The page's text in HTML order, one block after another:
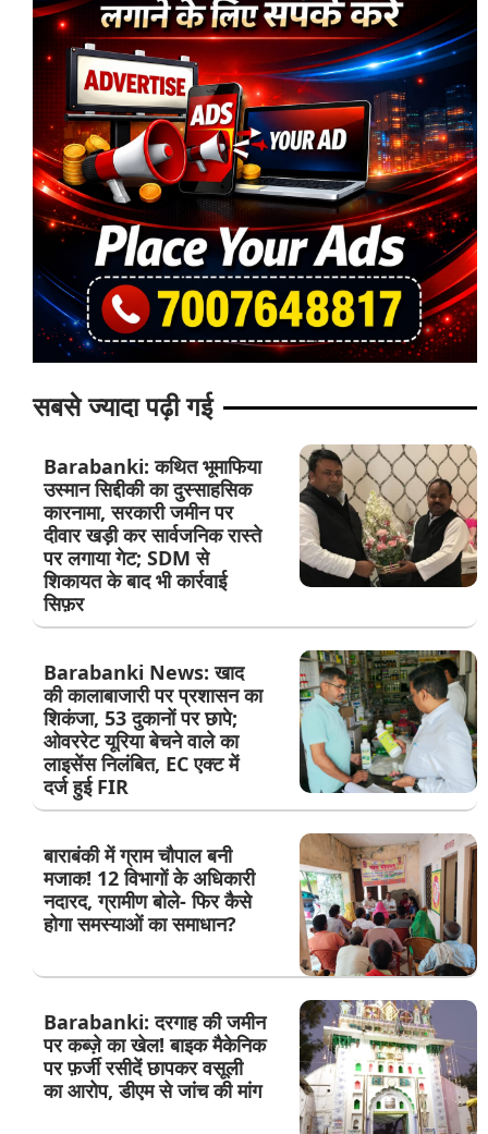
सबसे ज्यादा पढ़ी गई
Barabanki: कथित भूमाफिया
उस्मान सिद्दीकी का दुस्साहसिक
कारनामा, सरकारी जमीन पर
दीवार खड़ी कर सार्वजनिक रास्ते
पर लगाया गेट; SDM से
शिकायत के बाद भी कार्रवाई
सिफ़र
Barabanki News: खाद
की कालाबाजारी पर प्रशासन का
शिकंजा, 53 दुकानों पर छापे;
ओवररेट यूरिया बेचने वाले का
लाइसेंस निलंबित, EC एक्ट में
दर्ज हुई FIR
बाराबंकी में ग्राम चौपाल बनी
मजाक! 12 विभागों के अधिकारी
नदारद, ग्रामीण बोले- फिर कैसे
होगा समस्याओं का समाधान?
Barabanki: दरगाह की जमीन
पर कब्ज़े का खेल! बाइक मैकेनिक
पर फ़र्जी रसीदें छापकर वसूली
का आरोप, डीएम से जांच की मांग